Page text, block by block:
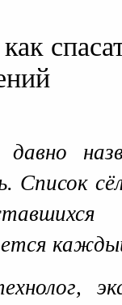
давно
Список